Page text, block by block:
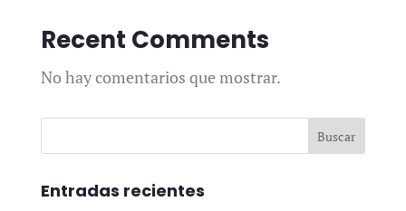
Recent Comments
No hay comentarios que mostrar.
Entradas recientes